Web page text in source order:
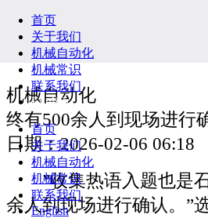
首页
关于我们
机械自动化
机械常识
联系我们
English
首页
关于我们
机械自动化
机械常识
联系我们
English
机械自动化
终有500余人到现场进行
日期：2026-02-06 06:18
”收集热语入题也是石
余人到现场进行确认。”